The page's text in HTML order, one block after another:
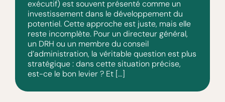
exécutif) est souvent présenté comme un
investissement dans le développement du
potentiel. Cette approche est juste, mais elle
reste incomplète. Pour un directeur général,
un DRH ou un membre du conseil
d’administration, la véritable question est plus
stratégique : dans cette situation précise,
est-ce le bon levier ? Et […]